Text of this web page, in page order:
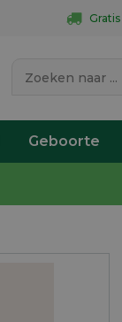
Gratis
Geboorte